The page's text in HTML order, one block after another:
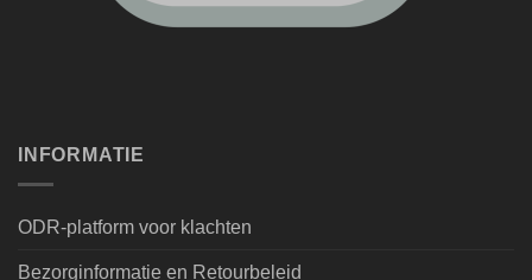
INFORMATIE
ODR-platform voor klachten
Bezorginformatie en Retourbeleid